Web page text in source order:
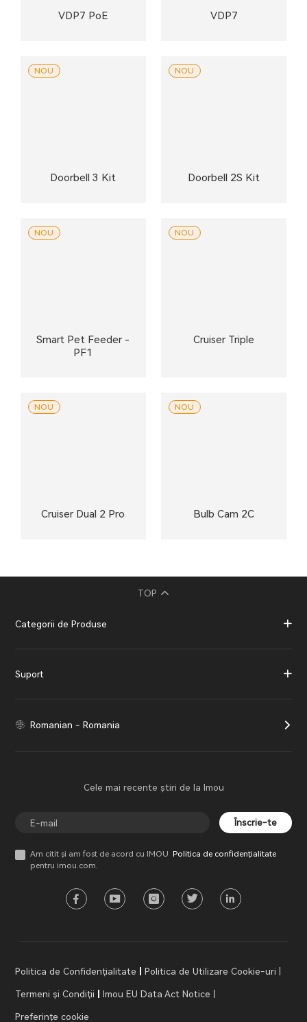
VDP7 PoE VDP7
Doorbell 3 Kit
NOU
Doorbell 2S Kit
NOU
Smart Pet Feeder -
PF1
NOU
Cruiser Triple
NOU
Cruiser Dual 2 Pro
NOU
Bulb Cam 2C
NOU
TOP
Categorii de Produse
Suport
Romanian - Romania
Cele mai recente știri de la Imou
Înscrie-te
Am citit și am fost de acord cu IMOU Politica de confidențialitate
pentru imou.com.
Politica de Confidențialitate Politica de Utilizare Cookie-uri
Termeni și Condiții Imou EU Data Act Notice
Preferințe cookie